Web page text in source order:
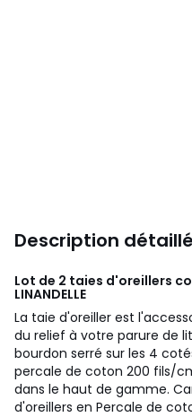
Description
Lot de 2 taies d'oreillers
LINANDELLE
La taie d'oreiller est
du relief à votre parure de
bourdon serré sur les 4
percale de coton 200 fils/
dans le haut de gamme.
d'oreillers en Percale de